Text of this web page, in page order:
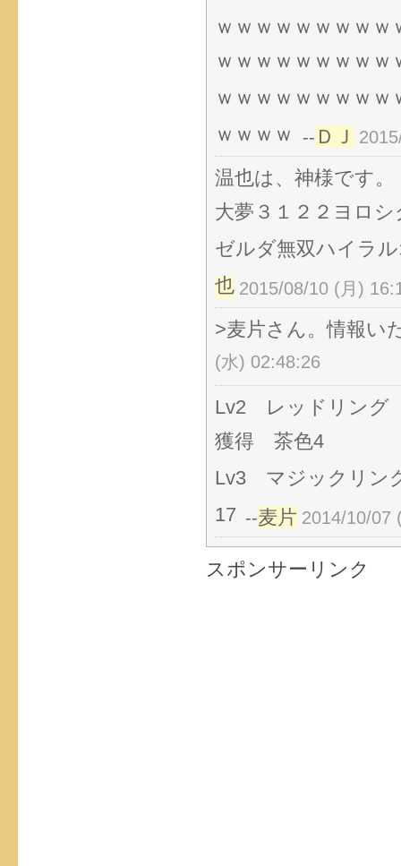
ｗｗｗｗｗｗｗｗ
ｗｗｗｗｗｗｗｗ
ｗｗｗｗｗｗｗｗ
ｗｗｗｗ
-- ＤＪ
温也は、神様です。
大夢３１２２ヨロ
ゼルダ無双ハイラ
也 2015/08/10 (月)
>麦片さん。情報い
(水) 02:48:26
Lv2 レッドリング
獲得 茶色4
Lv3 マジックリン
17 --麦片 2014/10/07
スポンサーリンク